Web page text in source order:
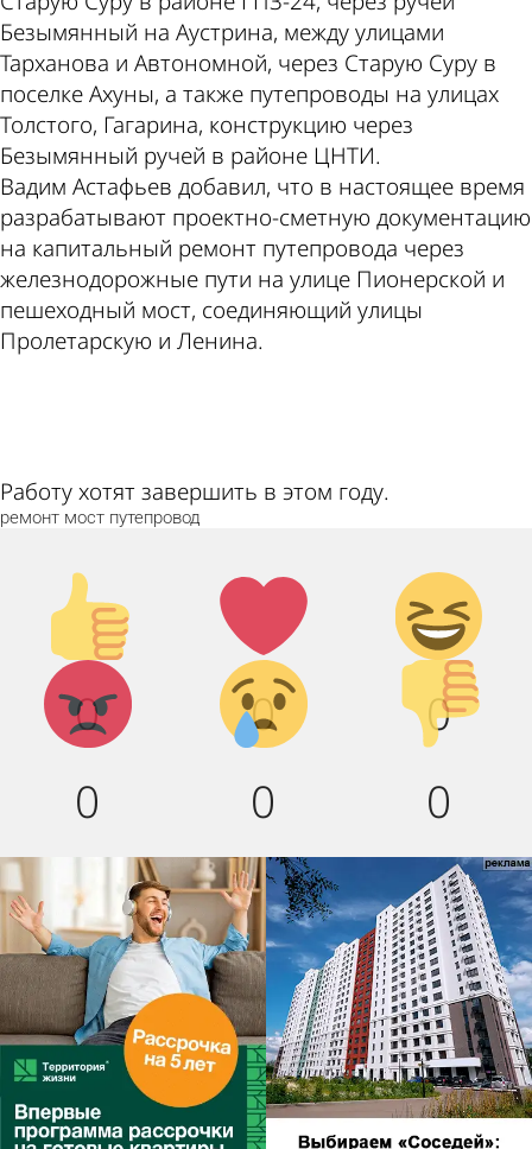
Безымянный на Аустрина, между улицами
Тарханова и Автономной, через Старую Суру в
поселке Ахуны, а также путепроводы на улицах
Толстого, Гагарина, конструкцию через
Безымянный ручей в районе ЦНТИ.
Вадим Астафьев добавил, что в настоящее время
разрабатывают проектно-сметную документацию
на капитальный ремонт путепровода через
железнодорожные пути на улице Пионерской и
пешеходный мост, соединяющий улицы
Пролетарскую и Ленина.
Работу хотят завершить в этом году.
ремонт мост путепровод
Палец
вверх!
0
Лайк!
0
Дикий
смех!
0
Агрессия!
0
Грусть :(
0
Палец
вниз!
0